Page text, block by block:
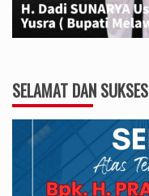
SELAMAT DAN SUKSES